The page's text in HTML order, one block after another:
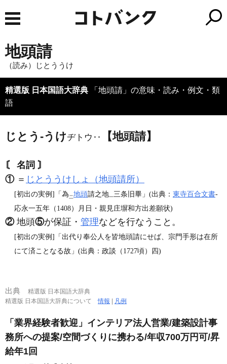
地頭請
（読み）じとううけ
精選版 日本国語大辞典 「地頭請」の意味・読み・例文・類
語
じとう‐うけヂトウ‥ 【地頭請】
〘 名詞 〙
①＝ じとううけしょ（地頭請所）
[初出の実例]「為 二地頭請之地一三条旧畢」(出典： 東寺百合文書‐
応永一五年（1408）月日・親見庄塀和方出差願状)
②地頭⑤が保証・ 管理などを行なうこと。
[初出の実例]「出代り奉公人を皆地頭請にせば、宗門手形は在所
にて済ことなる故」(出典：政談（1727頃）四)
出典
精選版 日本国語大辞典
精選版 日本国語大辞典について情報 凡例
「業界経験者歓迎」インテリア法人営業/建築設計事
務所への提案/空間づくりに携わる/年収700万円可/昇
給年1回